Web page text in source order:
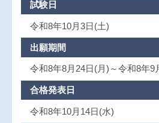
試験日
令和8年10月3日(土)
出願期間
令和8年8月24日(月)～令和8年
合格発表日
令和8年10月14日(水)